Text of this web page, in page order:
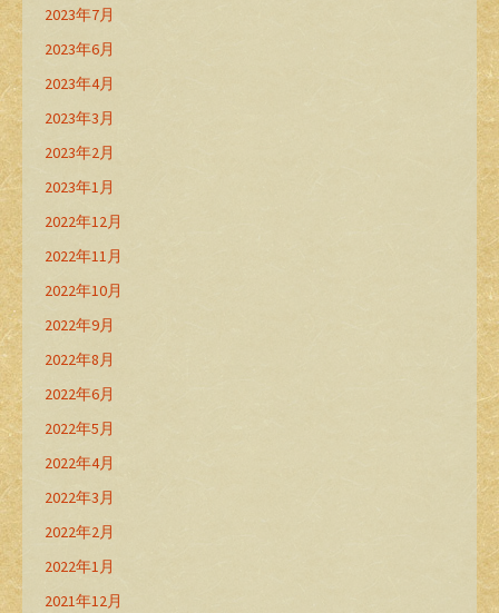
2023年7月
2023年6月
2023年4月
2023年3月
2023年2月
2023年1月
2022年12月
2022年11月
2022年10月
2022年9月
2022年8月
2022年6月
2022年5月
2022年4月
2022年3月
2022年2月
2022年1月
2021年12月